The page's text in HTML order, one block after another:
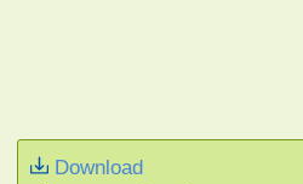
Download